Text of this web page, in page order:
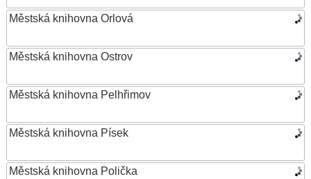
Městská knihovna Orlová
Městská knihovna Ostrov
Městská knihovna Pelhřimov
Městská knihovna Písek
Městská knihovna Polička